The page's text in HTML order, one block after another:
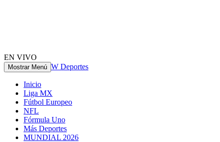
EN VIVO
Mostrar Menú W Deportes
Inicio
Liga MX
Fútbol Europeo
NFL
Fórmula Uno
Más Deportes
MUNDIAL 2026